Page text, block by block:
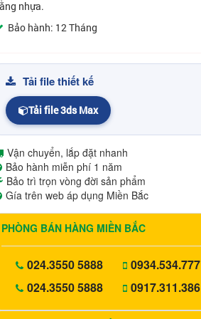
nhựa.
Bảo hành: 12 Tháng
Tải file thiết kế
Tải file 3ds Max
Vận chuyển, lắp đặt nhanh
Bảo hành miễn phí 1 năm
Bảo trì trọn vòng đời sản phẩm
Gía trên web áp dụng Miền Bắc
PHÒNG BÁN HÀNG MIỀN BẮC
024.3550 5888
024.3550 5888
0934.534.777
0917.311.386